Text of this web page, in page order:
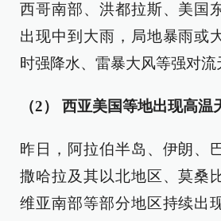
西哥南部、洪都拉斯、美国
出现中到大雨，局地暴雨或
时强降水、雷暴大风等强对流
（2） 西亚美国等地出现高温
昨日，阿拉伯半岛、伊朗、
撒哈拉及其以北地区、莫桑
维亚南部等部分地区持续出